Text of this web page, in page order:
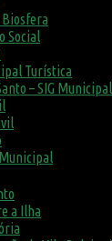
Biosfera
Social
Turística
– SIG Municipal
a Ilha